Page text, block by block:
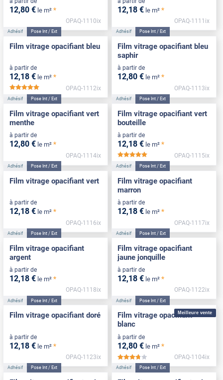
12,80 € le m² *
OPAQ-1110ix
12,18 € le m² *
OPAQ-1111ix
Adhésif Pose Int / Ext
Film vitrage opacifiant bleu
à partir de
12,18 € le m² *
OPAQ-1112ix
Adhésif Pose Int / Ext
Film vitrage opacifiant bleu
saphir
à partir de
12,80 € le m² *
OPAQ-1113ix
Adhésif Pose Int / Ext
Film vitrage opacifiant vert
menthe
à partir de
12,80 € le m² *
OPAQ-1114ix
Adhésif Pose Int / Ext
Film vitrage opacifiant vert
bouteille
à partir de
12,18 € le m² *
OPAQ-1115ix
Adhésif Pose Int / Ext
Film vitrage opacifiant vert
à partir de
12,18 € le m² *
OPAQ-1116ix
Adhésif Pose Int / Ext
Film vitrage opacifiant
marron
à partir de
12,18 € le m² *
OPAQ-1117ix
Adhésif Pose Int / Ext
Film vitrage opacifiant
argent
à partir de
12,18 € le m² *
OPAQ-1118ix
Adhésif Pose Int / Ext
Film vitrage opacifiant
jaune jonquille
à partir de
12,18 € le m² *
OPAQ-1122ix
Adhésif Pose Int / Ext
Film vitrage opacifiant doré
à partir de
12,18 € le m² *
OPAQ-1123ix
Meilleure vente
Adhésif Pose Int / Ext
Film vitrage opacifiant
blanc
à partir de
12,80 € le m² *
*****
OPAQ-1104ix
Adhésif Pose Int / Ext Adhésif Pose Int / Ext